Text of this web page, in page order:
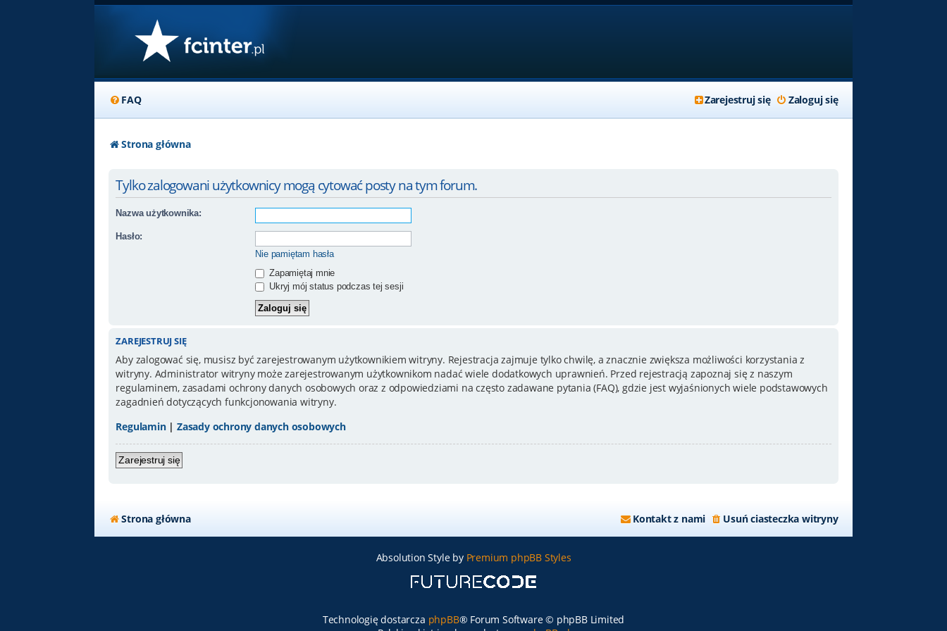
FAQ Zaloguj się
Zarejestruj się
Strona główna
Tylko zalogowani użytkownicy mogą cytować posty na tym forum.
Nazwa użytkownika:
Hasło:
Nie pamiętam hasła
Zapamiętaj mnie
Ukryj mój status podczas tej sesji
ZAREJESTRUJ SIĘ
Aby zalogować się, musisz być zarejestrowanym użytkownikiem witryny. Rejestracja zajmuje tylko chwilę, a znacznie zwiększa możliwości korzystania z
witryny. Administrator witryny może zarejestrowanym użytkownikom nadać wiele dodatkowych uprawnień. Przed rejestracją zapoznaj się z naszym
regulaminem, zasadami ochrony danych osobowych oraz z odpowiedziami na często zadawane pytania (FAQ), gdzie jest wyjaśnionych wiele podstawowych
zagadnień dotyczących funkcjonowania witryny.
Regulamin|Zasady ochrony danych osobowych
Zarejestruj się
Strona główna Usuń ciasteczka witryny
Kontakt z nami
Absolution Style by Premium phpBB Styles
Technologię dostarcza phpBB® Forum Software © phpBB Limited